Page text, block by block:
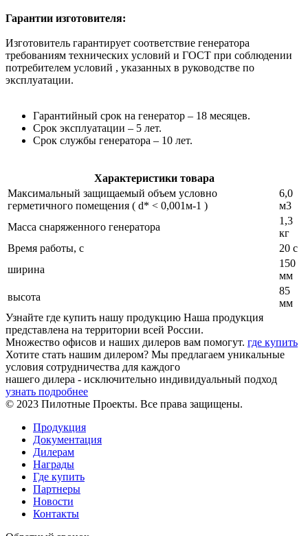
Гарантии изготовителя:
Изготовитель гарантирует соответствие генератора
требованиям технических условий и ГОСТ при соблюдении
потребителем условий , указанных в руководстве по
эксплуатации.
Гарантийный срок на генератор – 18 месяцев.
Срок эксплуатации – 5 лет.
Срок службы генератора – 10 лет.
Характеристики товара
Максимальный защищаемый объем условно
герметичного помещения ( d* < 0,001м-1 )
6,0
м3
Масса снаряженного генератора
1,3
кг
Время работы, с
20 с
ширина
150
мм
высота
85
мм
Узнайте где купить нашу продукцию Наша продукция
представлена на территории всей России.
Множество офисов и наших дилеров вам помогут. где купить
Хотите стать нашим дилером? Мы предлагаем уникальные
условия сотрудничества для каждого
нашего дилера - исключительно индивидуальный подход
узнать подробнее
© 2023 Пилотные Проекты. Все права защищены.
Продукция
Документация
Дилерам
Награды
Где купить
Партнеры
Новости
Контакты